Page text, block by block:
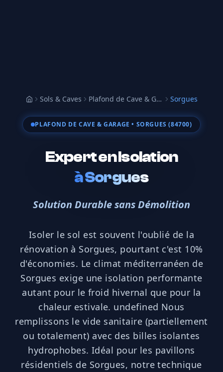
AccueilSols & Caves Plafond de Cave & Garage Sorgues
PLAFOND DE CAVE & GARAGE • SORGUES (84700)
Expert en Isolation
àSorgues
Solution Durable sans Démolition
Isoler le sol est souvent l'oublié de la
rénovation à Sorgues, pourtant c'est 10%
d'économies. Le climat méditerranéen de
Sorgues exige une isolation performante
autant pour le froid hivernal que pour la
chaleur estivale. undefined Nous
remplissons le vide sanitaire (partiellement
ou totalement) avec des billes isolantes
hydrophobes. Idéal pour les pavillons
résidentiels de Sorgues, notre technique